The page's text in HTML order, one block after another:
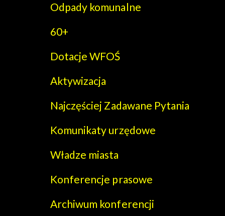
Odpady komunalne
60+
Dotacje WFOŚ
Aktywizacja
Najczęściej Zadawane Pytania
Komunikaty urzędowe
Władze miasta
Konferencje prasowe
Archiwum konferencji